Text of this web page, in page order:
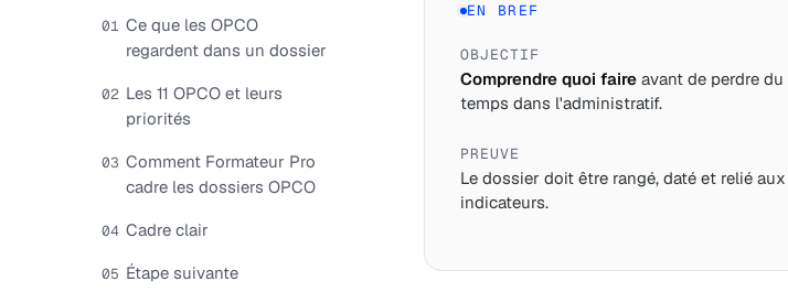
01 Ce que les OPCO
regardent dans un dossier
02 Les 11 OPCO et leurs
priorités
03 Comment Formateur Pro
cadre les dossiers OPCO
04 Cadre clair
05 Étape suivante
EN BREF
OBJECTIF
Comprendre quoi faire avant de perdre du
temps dans l'administratif.
PREUVE
Le dossier doit être rangé, daté et relié aux
indicateurs.